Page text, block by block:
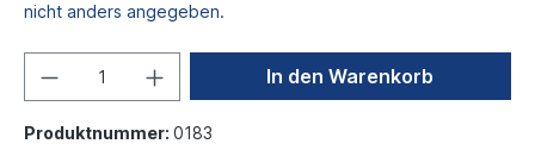
nicht anders angegeben.
In den Warenkorb
Produktnummer: 0183